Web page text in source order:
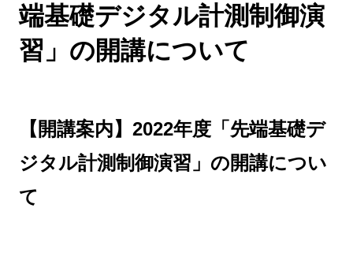
端基礎デジタル計測制御演
習」の開講について
【開講案内】2022年度「先端基礎デ
ジタル計測制御演習」の開講につい
て